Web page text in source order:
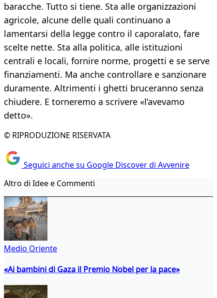
baracche. Tutto si tiene. Sta alle organizzazioni
agricole, alcune delle quali continuano a
lamentarsi della legge contro il caporalato, fare
scelte nette. Sta alla politica, alle istituzioni
centrali e locali, fornire norme, progetti e se serve
finanziamenti. Ma anche controllare e sanzionare
duramente. Altrimenti i ghetti bruceranno senza
chiudere. E torneremo a scrivere «l’avevamo
detto».
© RIPRODUZIONE RISERVATA
Seguici anche su Google Discover di Avvenire
Altro di Idee e Commenti
Medio Oriente
«Ai bambini di Gaza il Premio Nobel per la pace»